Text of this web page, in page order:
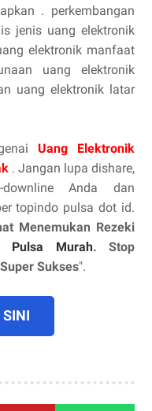
. perkembangan
jenis uang elektronik
elektronik manfaat
uang elektronik
uang elektronik latar
Uang Elektronik
. Jangan lupa dishare,
downline Anda dan
topindo pulsa dot id.
Menemukan Rezeki
Pulsa Murah. Stop
Sukses".